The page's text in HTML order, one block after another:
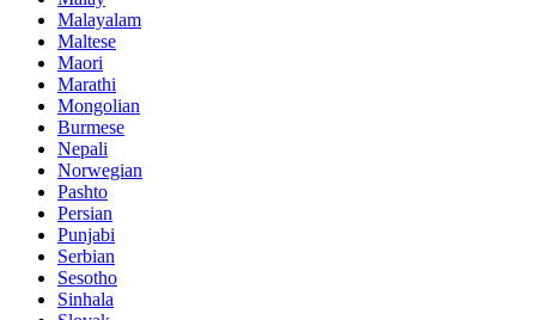
Malayalam
Maltese
Maori
Marathi
Mongolian
Burmese
Nepali
Norwegian
Pashto
Persian
Punjabi
Serbian
Sesotho
Sinhala